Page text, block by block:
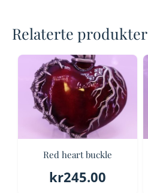
Relaterte produkter
Red heart buckle
kr245.00